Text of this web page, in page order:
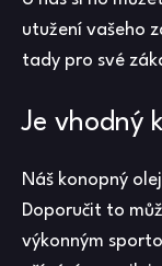
utužení vašeho
tady pro své
Je vhodný
Náš konopný
Doporučit to
výkonným